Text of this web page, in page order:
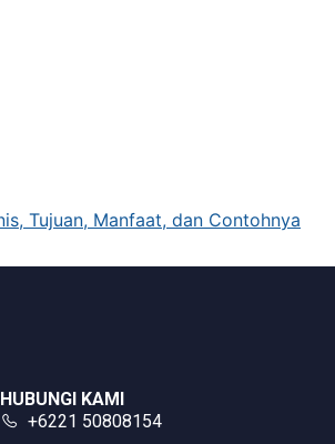
Tujuan, Manfaat, dan Contohnya
HUBUNGI KAMI
+6221 50808154